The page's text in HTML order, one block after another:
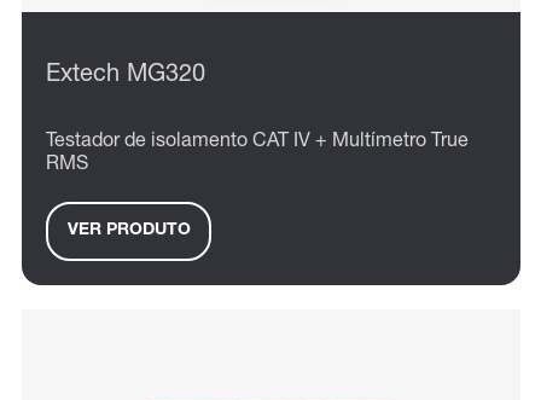
Extech MG320
Testador de isolamento CAT IV + Multímetro True
RMS
VER PRODUTO